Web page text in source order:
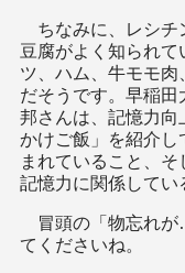
ちなみに、レシチ
豆腐がよく知られ
ツ、ハム、牛モモ
だそうです。早稲
邦さんは、記憶力向
かけご飯」を紹介し
まれていること、
記憶力に関係してい
冒頭の「物忘れが
てくださいね。